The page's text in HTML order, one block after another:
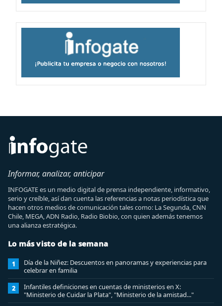
Informar, analizar, anticipar
INFOGATE es un medio digital de prensa independiente, informativo,
serio y creíble, así dan cuenta las referencias a notas periodística que
hacen otros medios de comunicación tales como: La Segunda, CNN
Chile, MEGA, ADN Radio, Radio Biobio, con quien además tenemos
una alianza estratégica.
Lo más visto de la semana
1
Día de la Niñez: Descuentos en panoramas y experiencias para
celebrar en familia
2
Infantiles definiciones en cuentas de ministerios en X:
"Ministerio de Cuidar la Plata", "Ministerio de la amistad..."